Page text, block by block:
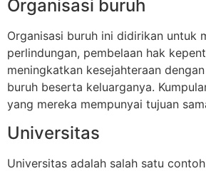
Organisasi buruh
Organisasi buruh ini didirikan untuk
perlindungan, pembelaan hak
meningkatkan kesejahteraan
buruh beserta keluarganya.
yang mereka mempunyai tujuan
Universitas
Universitas adalah salah satu